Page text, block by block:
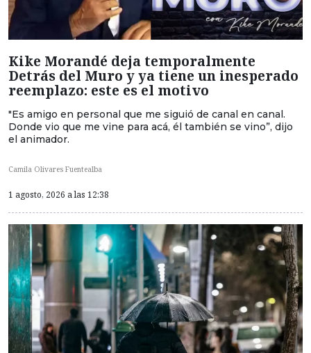
Kike Morandé deja temporalmente
Detrás del Muro y ya tiene un inesperado
reemplazo: este es el motivo
"Es amigo en personal que me siguió de canal en canal.
Donde vio que me vine para acá, él también se vino”, dijo
el animador.
Camila Olivares Fuentealba
1 agosto, 2026 a las 12:38